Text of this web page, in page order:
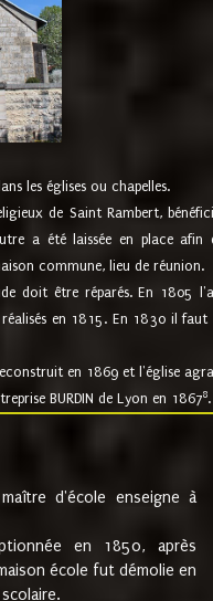
les églises ou chapelles.
de Saint Rambert,
a été laissée en place
commune, lieu de réunion.
doit être réparés. En 1805
en 1815. En 1830 il
en 1869 et l'église
BURDIN de Lyon en 18678.
d'école enseigne à
en 1850, après
école fut démolie en